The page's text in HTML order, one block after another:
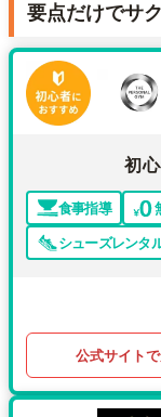
要点だけでサ
初
食事指導
シューズレンタ
公式サイト